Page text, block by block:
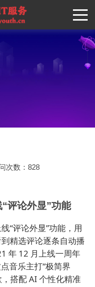
次数：828
评论外显”功能
“评论外显”功能，用
精选评论逐条自动播
年 12 月上线一周年
音乐主打“极简界
，搭配 AI 个性化精准